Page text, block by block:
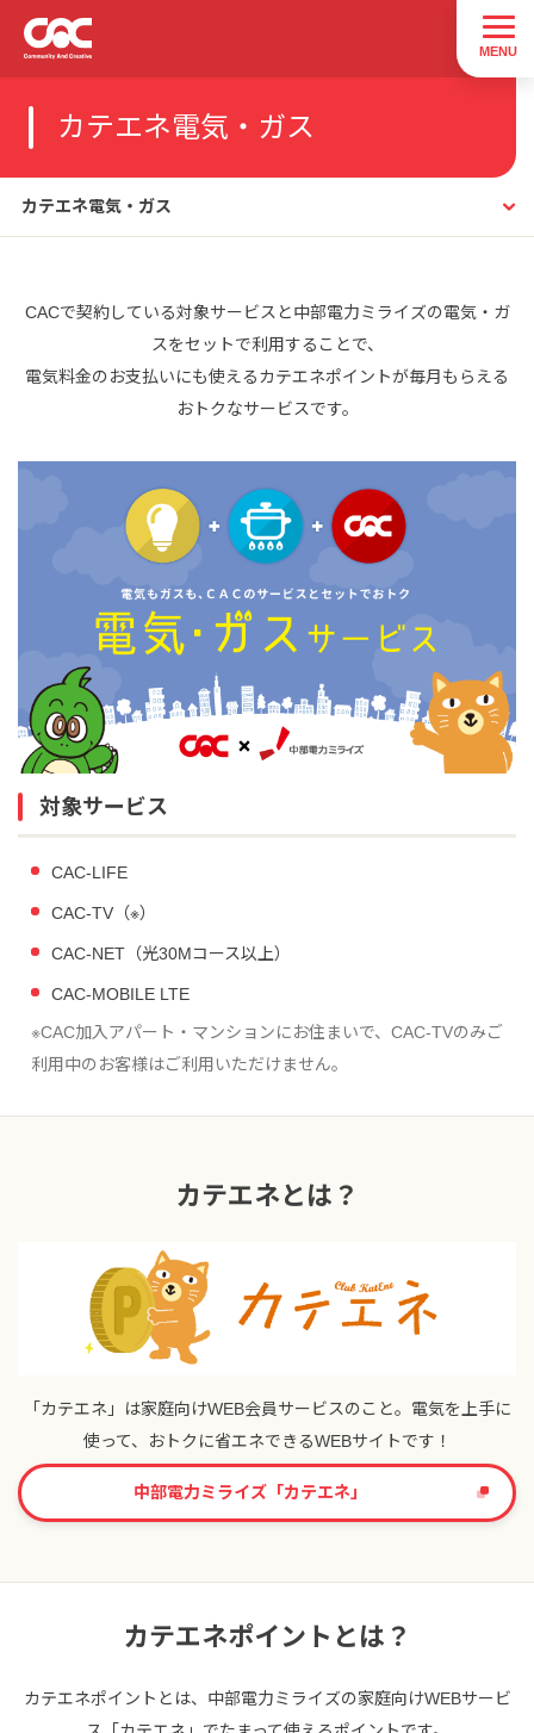
カテエネ電気・ガス
カテエネ電気・ガス
CACで契約している対象サービスと中部電力ミライズの電気・ガ
スをセットで利用することで、
電気料金のお支払いにも使えるカテエネポイントが毎月もらえる
おトクなサービスです。
対象サービス
CAC-LIFE
CAC-TV（※）
CAC-NET（光30Mコース以上）
CAC-MOBILE LTE
※CAC加入アパート・マンションにお住まいで、CAC-TVのみご
利用中のお客様はご利用いただけません。
カテエネとは？
「カテエネ」は家庭向けWEB会員サービスのこと。電気を上手に
使って、おトクに省エネできるWEBサイトです！
中部電力ミライズ「カテエネ」
カテエネポイントとは？
カテエネポイントとは、中部電力ミライズの家庭向けWEBサービ